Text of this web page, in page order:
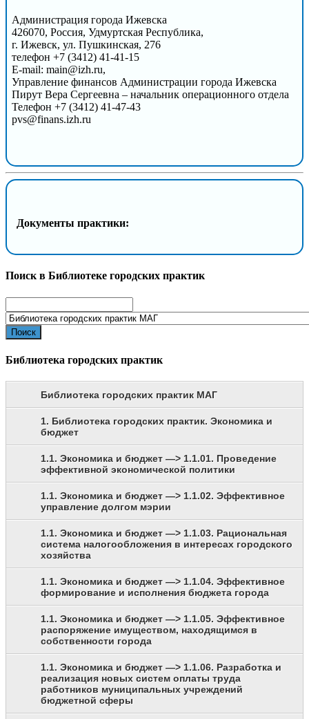
Администрация города Ижевска
426070, Россия, Удмуртская Республика,
г. Ижевск, ул. Пушкинская, 276
телефон +7 (3412) 41-41-15
E-mail: main@izh.ru,
Управление финансов Администрации города Ижевска
Пирут Вера Сергеевна – начальник операционного отдела
Телефон +7 (3412) 41-47-43
pvs@finans.izh.ru
Документы практики:
Поиск в Библиотеке городских практик
for:
Библиотека городских практик
Библиотека городских практик МАГ
1. Библиотека городских практик. Экономика и
бюджет
1.1. Экономика и бюджет —> 1.1.01. Проведение
эффективной экономической политики
1.1. Экономика и бюджет —> 1.1.02. Эффективное
управление долгом мэрии
1.1. Экономика и бюджет —> 1.1.03. Рациональная
система налогообложения в интересах городского
хозяйства
1.1. Экономика и бюджет —> 1.1.04. Эффективное
формирование и исполнения бюджета города
1.1. Экономика и бюджет —> 1.1.05. Эффективное
распоряжение имуществом, находящимся в
собственности города
1.1. Экономика и бюджет —> 1.1.06. Разработка и
реализация новых систем оплаты труда
работников муниципальных учреждений
бюджетной сферы